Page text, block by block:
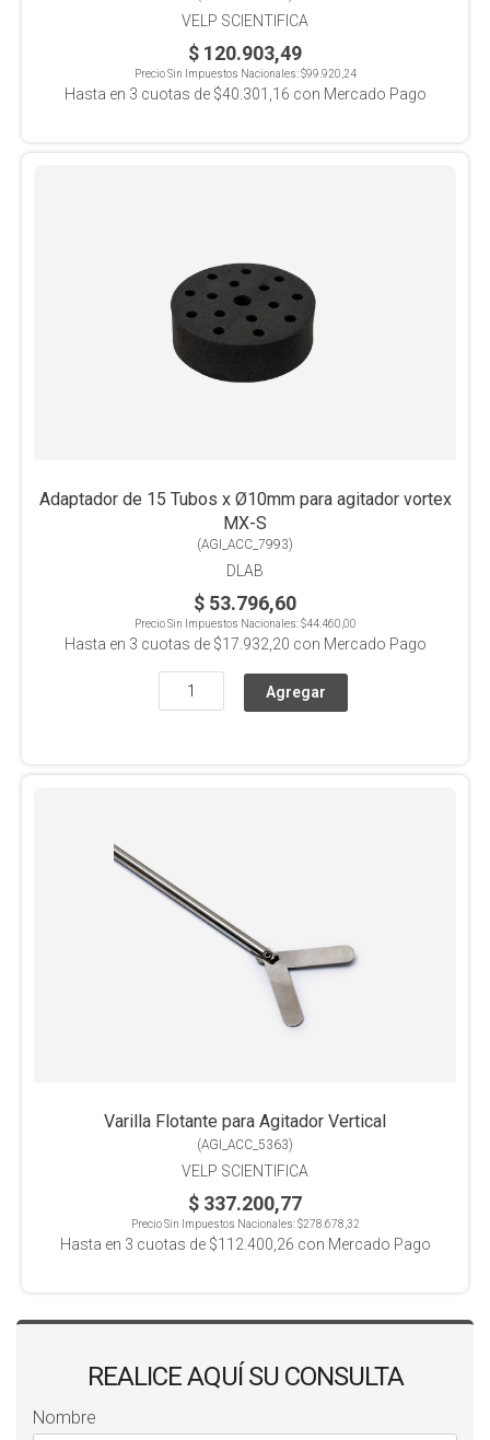
VELP SCIENTIFICA
$ 120.903,49
Precio Sin Impuestos Nacionales:$99.920,24
Hasta en 3 cuotas de $40.301,16 con Mercado Pago
Adaptador de 15 Tubos x Ø10mm para agitador vortex
MX-S
(AGI_ACC_7993)
DLAB
$ 53.796,60
Precio Sin Impuestos Nacionales:$44.460,00
Hasta en 3 cuotas de $17.932,20 con Mercado Pago
Varilla Flotante para Agitador Vertical
(AGI_ACC_5363)
VELP SCIENTIFICA
$ 337.200,77
Precio Sin Impuestos Nacionales:$278.678,32
Hasta en 3 cuotas de $112.400,26 con Mercado Pago
REALICE AQUÍ SU CONSULTA
Nombre